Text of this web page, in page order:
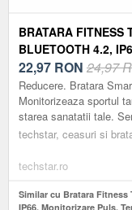
BRATARA FITNESS
BLUETOOTH 4.2,
TEMPERATURA,
22,97 RON 24,97
Reducere. Bratara
Monitorizeaza sportul
starea sanatatii tale.
techstar, ceasuri si
techstar.ro
Similar cu Bratara Fitness
IP66, Monitorizare Puls,